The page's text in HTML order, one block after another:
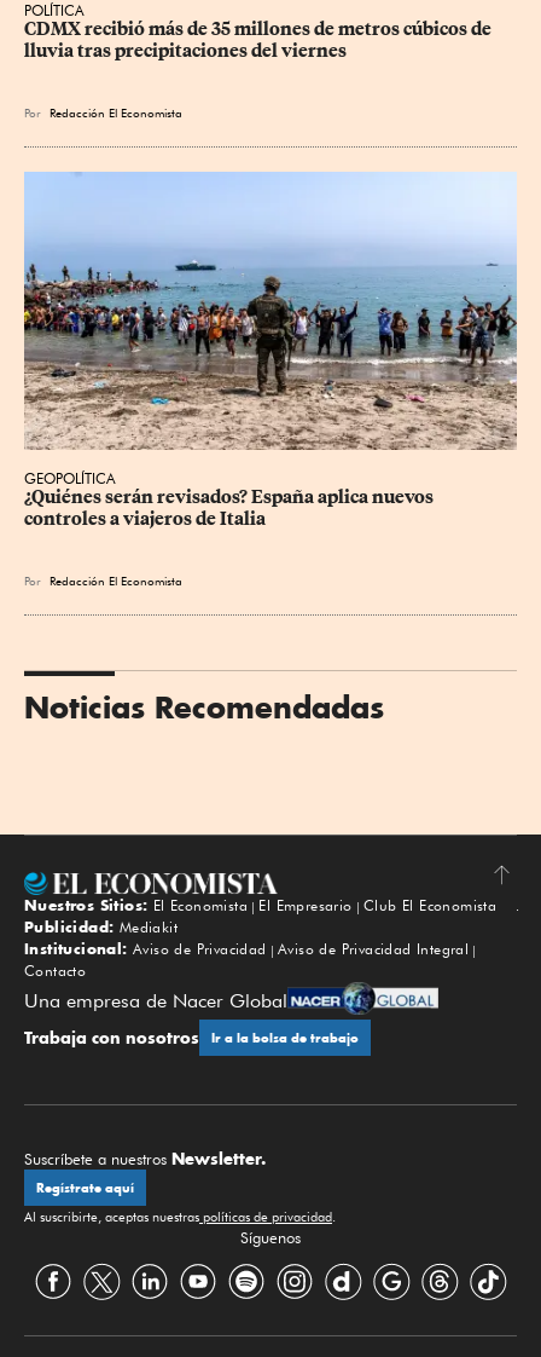
POLÍTICA
CDMX recibió más de 35 millones de metros cúbicos de
lluvia tras precipitaciones del viernes
Por Redacción El Economista
GEOPOLÍTICA
¿Quiénes serán revisados? España aplica nuevos
controles a viajeros de Italia
Por Redacción El Economista
Noticias Recomendadas
Subir
Nuestros Sitios: El Economista El Empresario
Club El Economista
Publicidad: Mediakit
Institucional: Aviso de Privacidad
Aviso de Privacidad Integral
Contacto
Una empresa de Nacer Global
Trabaja con nosotros Ir a la bolsa de trabajo
Suscríbete a nuestros Newsletter.
Regístrate aquí
Al suscribirte, aceptas nuestras políticas de privacidad.
Síguenos